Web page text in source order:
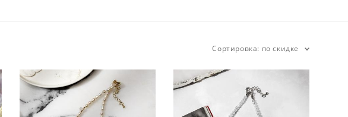
Сортировка: по скидке